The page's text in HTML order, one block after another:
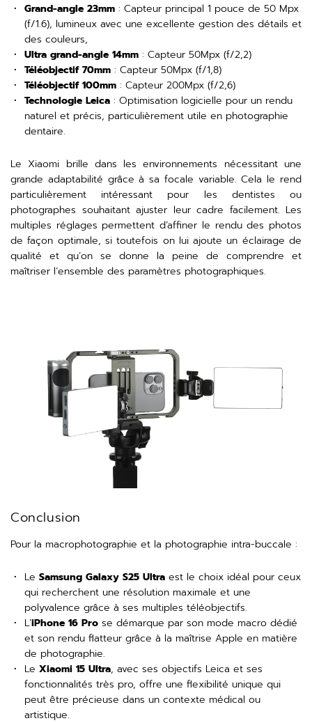
Grand-angle 23mm : Capteur principal 1 pouce de 50 Mpx
(f/1.6), lumineux avec une excellente gestion des détails et
des couleurs,
Ultra grand-angle 14mm : Capteur 50Mpx (f/2,2)
Téléobjectif 70mm : Capteur 50Mpx (f/1,8)
Téléobjectif 100mm : Capteur 200Mpx (f/2,6)
Technologie Leica : Optimisation logicielle pour un rendu
naturel et précis, particulièrement utile en photographie
dentaire.
Le Xiaomi brille dans les environnements nécessitant une
grande adaptabilité grâce à sa focale variable. Cela le rend
particulièrement intéressant pour les dentistes ou
photographes souhaitant ajuster leur cadre facilement. Les
multiples réglages permettent d’affiner le rendu des photos
de façon optimale, si toutefois on lui ajoute un éclairage de
qualité et qu’on se donne la peine de comprendre et
maîtriser l’ensemble des paramètres photographiques.
Conclusion
Pour la macrophotographie et la photographie intra-buccale :
Le Samsung Galaxy S25 Ultra est le choix idéal pour ceux
qui recherchent une résolution maximale et une
polyvalence grâce à ses multiples téléobjectifs.
L’iPhone 16 Pro se démarque par son mode macro dédié
et son rendu flatteur grâce à la maîtrise Apple en matière
de photographie.
Le Xiaomi 15 Ultra, avec ses objectifs Leica et ses
fonctionnalités très pro, offre une flexibilité unique qui
peut être précieuse dans un contexte médical ou
artistique.